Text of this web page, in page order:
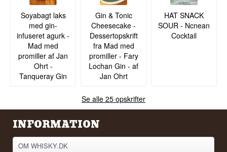
Soyabagt laks
med gin-
infuseret agurk -
Mad med
promiller af Jan
Ohrt -
Tanqueray Gin
Gin & Tonic
Cheesecake -
Dessertopskrift
fra Mad med
promiller - Fary
Lochan Gin - af
Jan Ohrt
HAT SNACK
SOUR - Ncnean
Cocktail
Se alle 25 opskrifter
INFORMATION
OM WHISKY.DK